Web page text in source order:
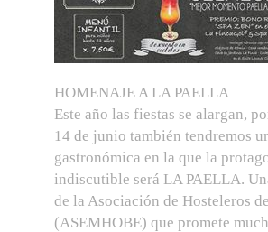
HOMENAJE A LA PAELLA
Este año las fiestas se alargan,
14 de junio también tendremos
gastronómica en la que la
indiscutible será LA PAELLA.
de la Asociación de Hosteleros
(ASEMHOBE) que promete